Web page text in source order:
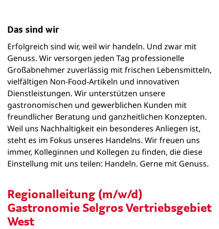
Regionalleitung (m/w/d)
Gastronomie Selgros Vertriebsgebiet
West
Das sind wir
Erfolgreich sind wir, weil wir handeln. Und zwar mit
Genuss. Wir versorgen jeden Tag professionelle
Großabnehmer zuverlässig mit frischen Lebensmitteln,
vielfältigen Non-Food-Artikeln und innovativen
Dienstleistungen. Wir unterstützen unsere
gastronomischen und gewerblichen Kunden mit
freundlicher Beratung und ganzheitlichen Konzepten.
Weil uns Nachhaltigkeit ein besonderes Anliegen ist,
steht es im Fokus unseres Handelns. Wir freuen uns
immer, Kolleginnen und Kollegen zu finden, die diese
Einstellung mit uns teilen: Handeln. Gerne mit Genuss.